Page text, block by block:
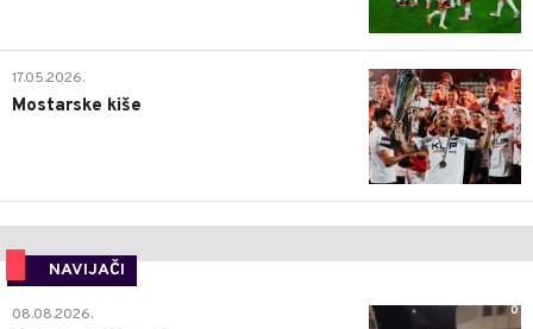
0
17.05.2026.
Mostarske kiše
NAVIJAČI
0
08.08.2026.